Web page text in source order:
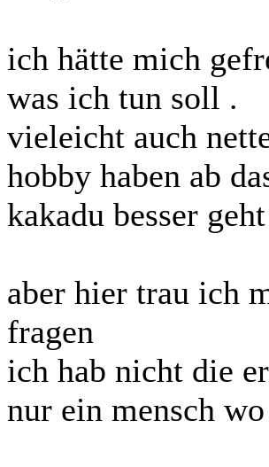
ich hätte mich
was ich tun soll .
vieleicht auch
hobby haben ab
kakadu besser
aber hier trau ich
fragen
ich hab nicht die
nur ein mensch